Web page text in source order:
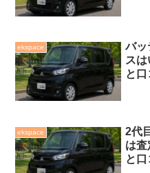
ekspace
バッ
ス
と
ekspace
2代
は
と